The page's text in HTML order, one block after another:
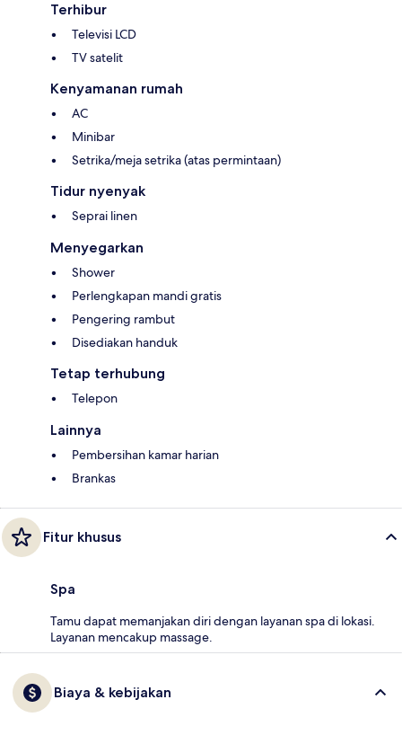
Terhibur
Televisi LCD
TV satelit
Kenyamanan rumah
AC
Minibar
Setrika/meja setrika (atas permintaan)
Tidur nyenyak
Seprai linen
Menyegarkan
Shower
Perlengkapan mandi gratis
Pengering rambut
Disediakan handuk
Tetap terhubung
Telepon
Lainnya
Pembersihan kamar harian
Brankas
Fitur khusus
Spa
Tamu dapat memanjakan diri dengan layanan spa di lokasi.
Layanan mencakup massage.
Biaya & kebijakan